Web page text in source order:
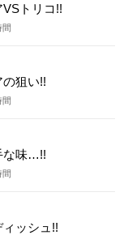
トリコ!!
間
狙い!!
間
な味…!!
間
ッシュ!!